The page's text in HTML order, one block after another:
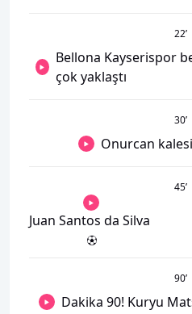
22’
Bellona Kayserispor
çok yaklaştı
30’
Onurcan
45’
Juan Santos da Silva
90’
Dakika 90! Kuryu